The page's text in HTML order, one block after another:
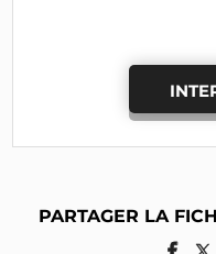
PARTAGER LA